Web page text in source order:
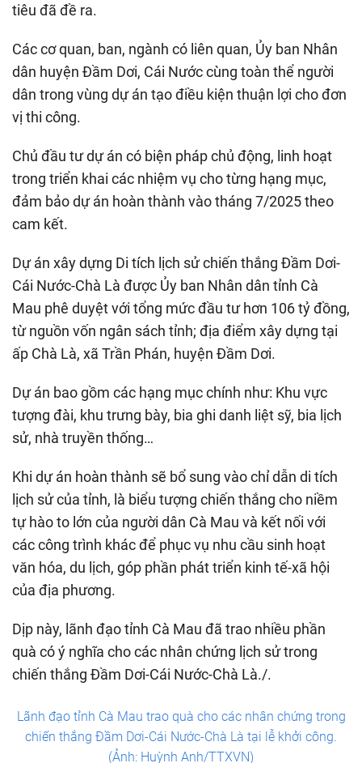
tiêu đã đề ra.
Các cơ quan, ban, ngành có liên quan, Ủy ban Nhân
dân huyện Đầm Dơi, Cái Nước cùng toàn thể người
dân trong vùng dự án tạo điều kiện thuận lợi cho đơn
vị thi công.
Chủ đầu tư dự án có biện pháp chủ động, linh hoạt
trong triển khai các nhiệm vụ cho từng hạng mục,
đảm bảo dự án hoàn thành vào tháng 7/2025 theo
cam kết.
Dự án xây dựng Di tích lịch sử chiến thắng Đầm Dơi-
Cái Nước-Chà Là được Ủy ban Nhân dân tỉnh Cà
Mau phê duyệt với tổng mức đầu tư hơn 106 tỷ đồng,
từ nguồn vốn ngân sách tỉnh; địa điểm xây dựng tại
ấp Chà Là, xã Trần Phán, huyện Đầm Dơi.
Dự án bao gồm các hạng mục chính như: Khu vực
tượng đài, khu trưng bày, bia ghi danh liệt sỹ, bia lịch
sử, nhà truyền thống…
Khi dự án hoàn thành sẽ bổ sung vào chỉ dẫn di tích
lịch sử của tỉnh, là biểu tượng chiến thắng cho niềm
tự hào to lớn của người dân Cà Mau và kết nối với
các công trình khác để phục vụ nhu cầu sinh hoạt
văn hóa, du lịch, góp phần phát triển kinh tế-xã hội
của địa phương.
Dịp này, lãnh đạo tỉnh Cà Mau đã trao nhiều phần
quà có ý nghĩa cho các nhân chứng lịch sử trong
chiến thắng Đầm Dơi-Cái Nước-Chà Là./.
Lãnh đạo tỉnh Cà Mau trao quà cho các nhân chứng trong
chiến thắng Đầm Dơi-Cái Nước-Chà Là tại lễ khởi công.
(Ảnh: Huỳnh Anh/TTXVN)